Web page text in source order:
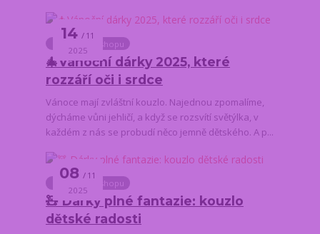
14 11
2025
Novinky z e-shopu
🎄Vánoční dárky 2025, které
rozzáří oči i srdce
Vánoce mají zvláštní kouzlo. Najednou zpomalíme,
dýcháme vůni jehličí, a když se rozsvítí světýlka, v
každém z nás se probudí něco jemně dětského. A p...
08 11
2025
Novinky z e-shopu
🧸 Dárky plné fantazie: kouzlo
dětské radosti